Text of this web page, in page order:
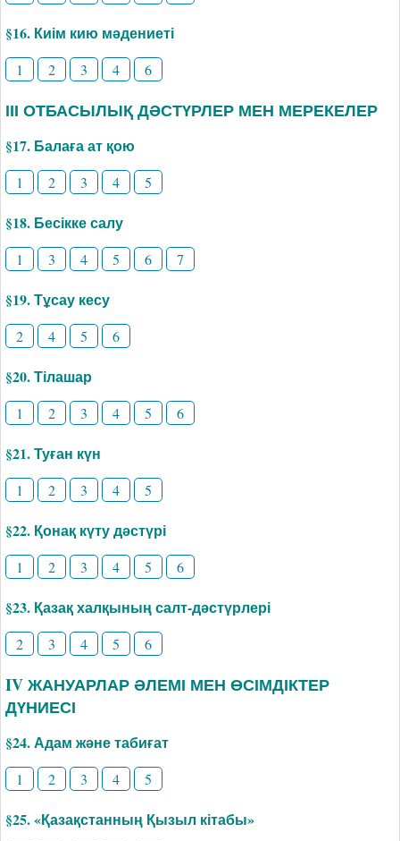
§16. Киім кию мәдениеті
1 2 3 4 6
ІІІ ОТБАСЫЛЫҚ ДӘСТҮРЛЕР МЕН МЕРЕКЕЛЕР
§17. Балаға ат қою
1 2 3 4 5
§18. Бесікке салу
1 3 4 5 6 7
§19. Тұсау кесу
2 4 5 6
§20. Тілашар
1 2 3 4 5 6
§21. Туған күн
1 2 3 4 5
§22. Қонақ күту дәстүрі
1 2 3 4 5 6
§23. Қазақ халқының салт-дәстүрлері
2 3 4 5 6
IV ЖАНУАРЛАР ӘЛЕМІ МЕН ӨСІМДІКТЕР
ДҮНИЕСІ
§24. Адам және табиғат
1 2 3 4 5
§25. «Қазақстанның Қызыл кітабы»